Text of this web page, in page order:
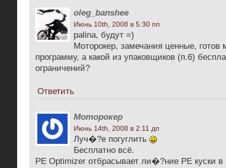
oleg_banshee
Июнь 10th, 2008 в 5:30 пп
palina, будут =)
Моторокер, замечания ценные, готов
программу, а какой из упаковщиков (п.6)
ограничений?
Ответить
Моторокер
Июнь 14th, 2008 в 2:11 дп
Луч�?е погуглить
Бесплатно всё.
PE Optimizer отбрасывает ли�?ние PE куски в